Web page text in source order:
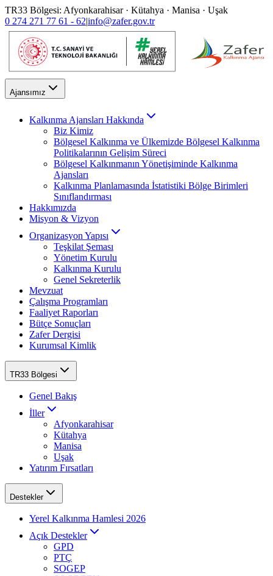
TR33 Bölgesi: Afyonkarahisar · Kütahya · Manisa · Uşak
0 274 271 77 61 - 62|info@zafer.gov.tr
Ajansımız
Kalkınma Ajansları Hakkında
Biz Kimiz
Bölgesel Kalkınma ve Ülkemizde Bölgesel Kalkınma
Politikalarının Gelişim Süreci
Bölgesel Kalkınmanın Yönetişiminde Kalkınma
Ajansları
Kalkınma Planlamasında İstatistiki Bölge Birimleri
Sınıflandırması
Hakkımızda
Misyon & Vizyon
Organizasyon Yapısı
Teşkilat Şeması
Yönetim Kurulu
Kalkınma Kurulu
Genel Sekreterlik
Mevzuat
Çalışma Programları
Faaliyet Raporları
Bütçe Sonuçları
Zafer Dergisi
Kurumsal Kimlik
TR33 Bölgesi
Genel Bakış
İller
Afyonkarahisar
Kütahya
Manisa
Uşak
Yatırım Fırsatları
Destekler
Yerel Kalkınma Hamlesi 2026
Açık Destekler
GPD
PTÇ
SOGEP